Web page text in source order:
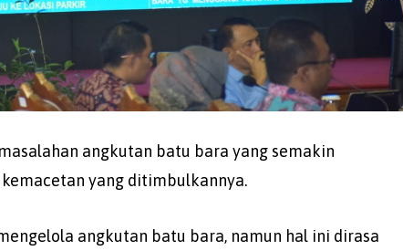
angkutan batu bara yang semakin
yang ditimbulkannya.
angkutan batu bara, namun hal ini dirasa